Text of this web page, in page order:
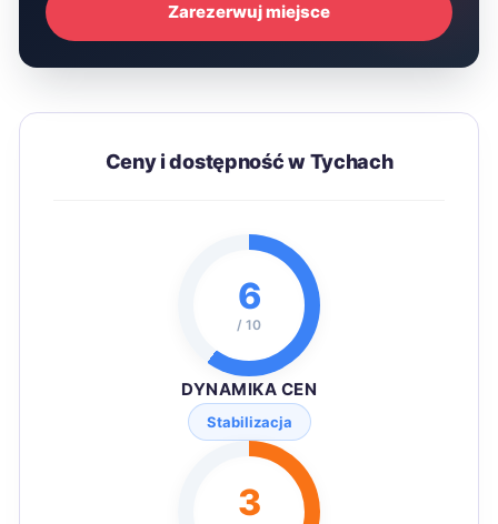
Zarezerwuj miejsce
Ceny i dostępność w Tychach
6
/ 10
DYNAMIKA CEN
Stabilizacja
3